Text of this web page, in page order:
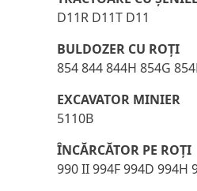
D11R D11T D11
BULDOZER CU ROŢI
854 844 844H 854G
EXCAVATOR MINIER
5110B
ÎNCĂRCĂTOR PE ROŢI
990 II 994F 994D 994H